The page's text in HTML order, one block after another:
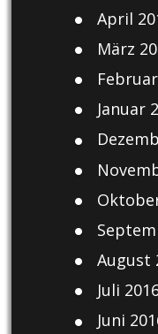
April
März
Januar
August
Juli
Juni